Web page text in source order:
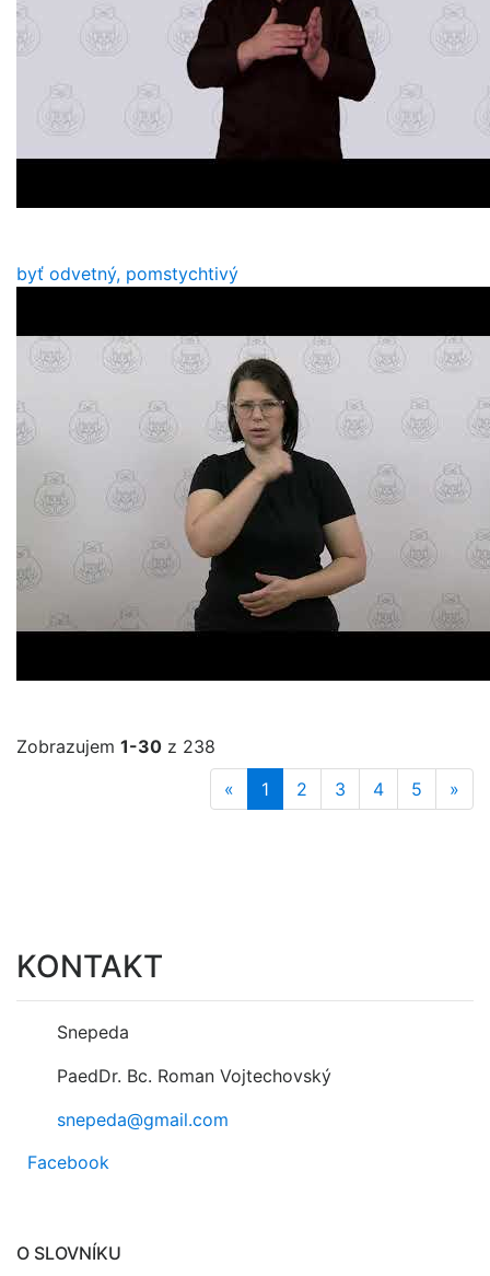
byť odvetný, pomstychtivý
Zobrazujem 1-30 z 238
«
1 2 3 4 5 »
KONTAKT
Snepeda
PaedDr. Bc. Roman Vojtechovský
snepeda@gmail.com
Facebook
O SLOVNÍKU